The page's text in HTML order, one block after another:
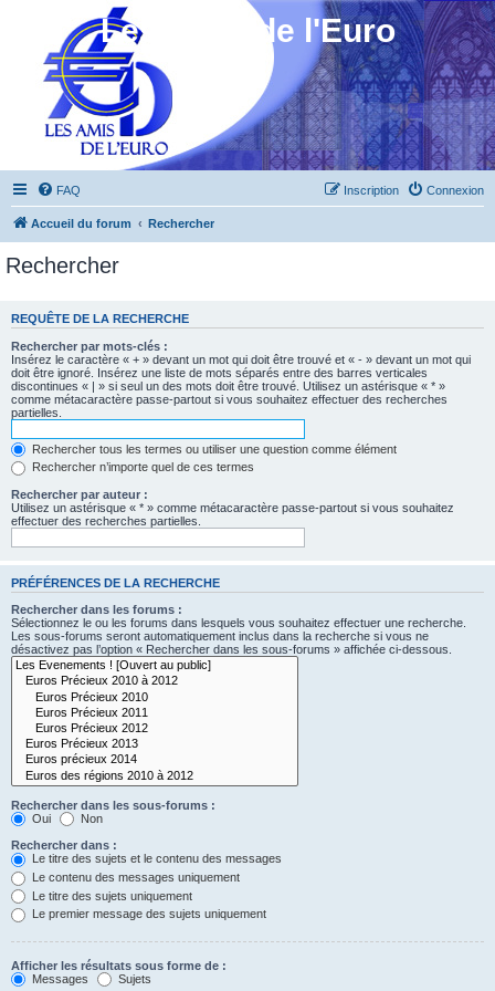
Les Amis de l'Euro
FAQ Connexion
Inscription
Accueil du forum Rechercher
Rechercher
REQUÊTE DE LA RECHERCHE
Rechercher par mots-clés :
Insérez le caractère « + » devant un mot qui doit être trouvé et « - » devant un mot qui
doit être ignoré. Insérez une liste de mots séparés entre des barres verticales
discontinues « | » si seul un des mots doit être trouvé. Utilisez un astérisque « * »
comme métacaractère passe-partout si vous souhaitez effectuer des recherches
partielles.
Rechercher tous les termes ou utiliser une question comme élément
Rechercher n’importe quel de ces termes
Rechercher par auteur :
Utilisez un astérisque « * » comme métacaractère passe-partout si vous souhaitez
effectuer des recherches partielles.
PRÉFÉRENCES DE LA RECHERCHE
Rechercher dans les forums :
Sélectionnez le ou les forums dans lesquels vous souhaitez effectuer une recherche.
Les sous-forums seront automatiquement inclus dans la recherche si vous ne
désactivez pas l’option « Rechercher dans les sous-forums » affichée ci-dessous.
Rechercher dans les sous-forums :
Oui
Non
Rechercher dans :
Le titre des sujets et le contenu des messages
Le contenu des messages uniquement
Le titre des sujets uniquement
Le premier message des sujets uniquement
Afficher les résultats sous forme de :
Messages
Sujets